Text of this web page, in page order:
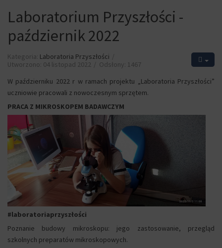
Laboratorium Przyszłości -
październik 2022
Kategoria: Laboratoria Przyszłości
Utworzono: 04 listopad 2022
Odsłony: 1467
W październiku 2022 r w ramach projektu „Laboratoria Przyszłości”
uczniowie pracowali z nowoczesnym sprzętem.
PRACA Z MIKROSKOPEM BADAWCZYM
#laboratoriaprzyszłości
Poznanie budowy mikroskopu: jego zastosowanie, przegląd
szkolnych preparatów mikroskopowych.